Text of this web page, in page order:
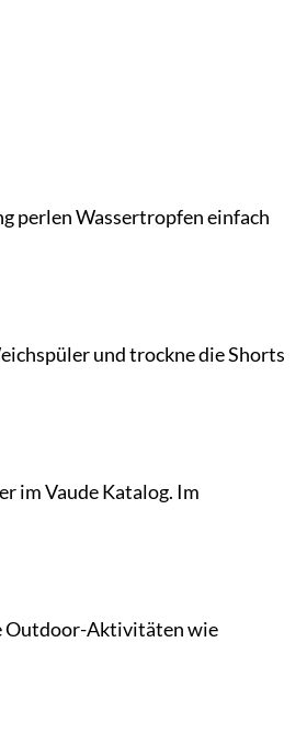
perlen Wassertropfen einfach
und trockne die Shorts
im Vaude Katalog. Im
Outdoor-Aktivitäten wie